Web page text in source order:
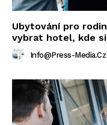
Ubytování pro
vybrat hotel, kde
Info@press-Media.cz